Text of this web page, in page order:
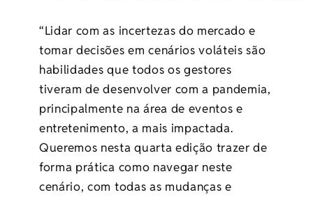
“Lidar com as incertezas do mercado e
tomar decisões em cenários voláteis são
habilidades que todos os gestores
tiveram de desenvolver com a pandemia,
principalmente na área de eventos e
entretenimento, a mais impactada.
Queremos nesta quarta edição trazer de
forma prática como navegar neste
cenário, com todas as mudanças e